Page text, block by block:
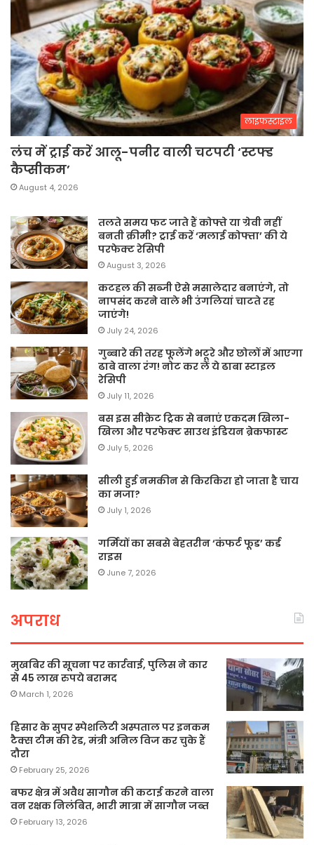
लाइफस्टाइल
लंच में ट्राई करें आलू-पनीर वाली चटपटी ‘स्टफ्ड
कैप्सीकम’
August 4, 2026
तलते समय फट जाते हैं कोफ्ते या ग्रेवी नहीं
बनती क्रीमी? ट्राई करें ‘मलाई कोफ्ता’ की ये
परफेक्ट रेसिपी
August 3, 2026
कटहल की सब्जी ऐसे मसालेदार बनाएंगे, तो
नापसंद करने वाले भी उंगलियां चाटते रह
जाएंगे!
July 24, 2026
गुब्बारे की तरह फूलेंगे भटूरे और छोलों में आएगा
ढाबे वाला रंग! नोट कर लें ये ढाबा स्टाइल
रेसिपी
July 11, 2026
बस इस सीक्रेट ट्रिक से बनाएं एकदम खिला-
खिला और परफेक्ट साउथ इंडियन ब्रेकफास्ट
July 5, 2026
सीली हुई नमकीन से किरकिरा हो जाता है चाय
का मजा?
July 1, 2026
गर्मियों का सबसे बेहतरीन ‘कंफर्ट फूड’ कर्ड
राइस
June 7, 2026
अपराध
मुखबिर की सूचना पर कार्रवाई, पुलिस ने कार
से 45 लाख रुपये बरामद
March 1, 2026
हिसार के सुपर स्पेशलिटी अस्पताल पर इनकम
टैक्स टीम की रेड, मंत्री अनिल विज कर चुके हैं
दौरा
February 25, 2026
बफर क्षेत्र में अवैध सागौन की कटाई करने वाला
वन रक्षक निलंबित, भारी मात्रा में सागौन जब्त
February 13, 2026